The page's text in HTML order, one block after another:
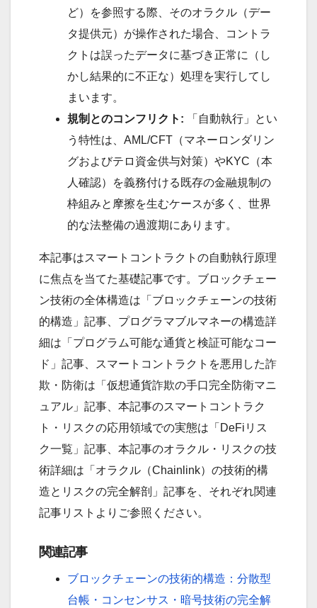
ど）を参照する際、そのオラクル（デー
タ提供元）が操作された場合、コントラ
クトは誤ったデータに基づき正常に（し
かし結果的に不正な）処理を実行してし
まいます。
規制とのコンフリクト: 「自動執行」とい
う特性は、AML/CFT（マネーロンダリン
グおよびテロ資金供与対策）やKYC（本
人確認）を義務付ける既存の金融規制の
枠組みと摩擦を生むケースが多く、世界
的な法整備の過渡期にあります。
本記事はスマートコントラクトの自動執行原理
に焦点を当てた基礎記事です。ブロックチェー
ン技術の全体構造は「ブロックチェーンの技術
的構造」記事、プログラマブルマネーの構造詳
細は「プログラム可能な通貨と検証可能なコー
ド」記事、スマートコントラクトを悪用した詐
欺・防衛は「仮想通貨詐欺の手口完全防衛マニ
ュアル」記事、本記事のスマートコントラク
ト・リスクの応用領域での実態は「DeFiリス
ク一覧」記事、本記事のオラクル・リスクの技
術詳細は「オラクル（Chainlink）の技術的構
造とリスクの完全解剖」記事を、それぞれ関連
記事リストよりご参照ください。
関連記事
ブロックチェーンの技術的構造：分散型
台帳・コンセンサス・暗号技術の完全解